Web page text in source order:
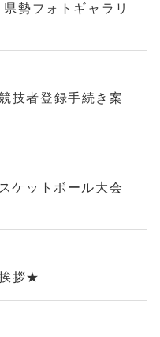
勢フォトギャラリ
技者登録手続き案
ケットボール大会
拶★